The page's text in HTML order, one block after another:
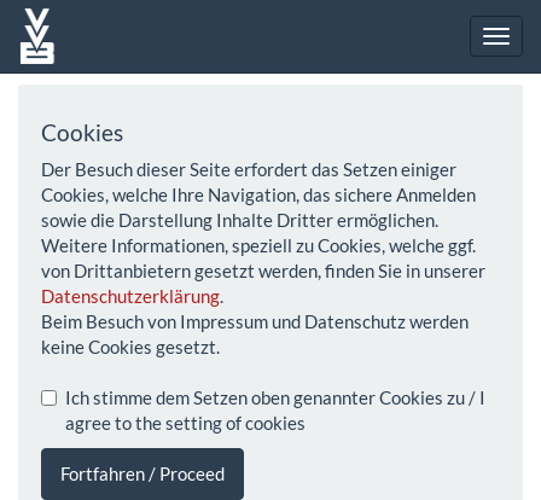
Cookies
Der Besuch dieser Seite erfordert das Setzen einiger
Cookies, welche Ihre Navigation, das sichere Anmelden
sowie die Darstellung Inhalte Dritter ermöglichen.
Weitere Informationen, speziell zu Cookies, welche ggf.
von Drittanbietern gesetzt werden, finden Sie in unserer
Datenschutzerklärung.
Beim Besuch von Impressum und Datenschutz werden
keine Cookies gesetzt.
Ich stimme dem Setzen oben genannter Cookies zu / I
agree to the setting of cookies
Fortfahren / Proceed